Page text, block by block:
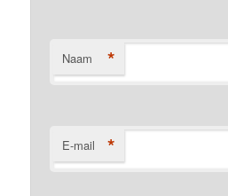
Naam *
E-mail *